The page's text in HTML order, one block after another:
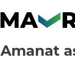
Amanat